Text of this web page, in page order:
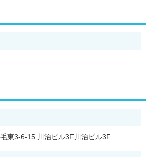
で、
行できるよう
す。
東3-6-15 川治ビル3F川治ビル3F